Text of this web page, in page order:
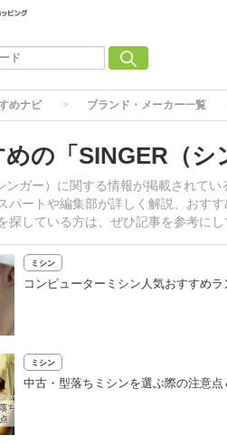
めナビ ブランド・メーカー一覧
めの「SINGER（
ンガー）に関する情報が掲載されて
パートや編集部が詳しく解説、おす
探している方は、ぜひ記事を参考にし
ミシン
コンピューターミシン人気おすすめ
ミシン
中古・型落ちミシンを選ぶ際の注意